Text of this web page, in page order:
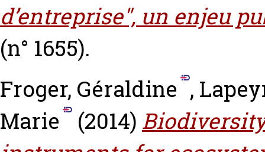
d’entreprise", un enjeu
(n° 1655).
Froger, Géraldine ,
Marie
(2014)